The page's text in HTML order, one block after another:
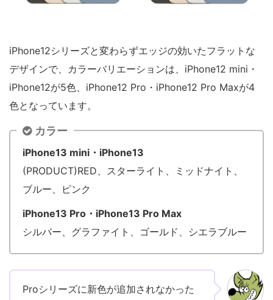
iPhone12シリーズと変わらずエッジの効いたフラットな
デザインで、カラーバリエーションは、iPhone12 mini・
iPhone12が5色、iPhone12 Pro・iPhone12 Pro Maxが4
色となっています。
カラー
iPhone13 mini・iPhone13
(PRODUCT)RED、スターライト、ミッドナイト、
ブルー、ピンク
iPhone13 Pro・iPhone13 Pro Max
シルバー、グラファイト、ゴールド、シエラブルー
Proシリーズに新色が追加されなかった